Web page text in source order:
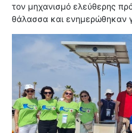
τον μηχανισμό ελεύθερης
θάλασσα και ενημερώθηκαν